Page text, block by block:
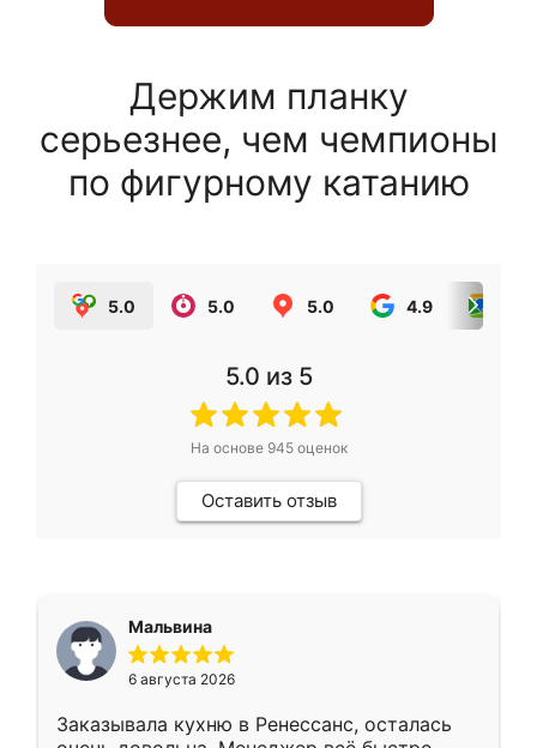
Держим планку
серьезнее, чем чемпионы
по фигурному катанию
5.0 5.0 5.0 4.9
5.0 из 5
На основе 945оценок
Оставить отзыв
Мальвина
6 августа 2026
Заказывала кухню в Ренессанс, осталась